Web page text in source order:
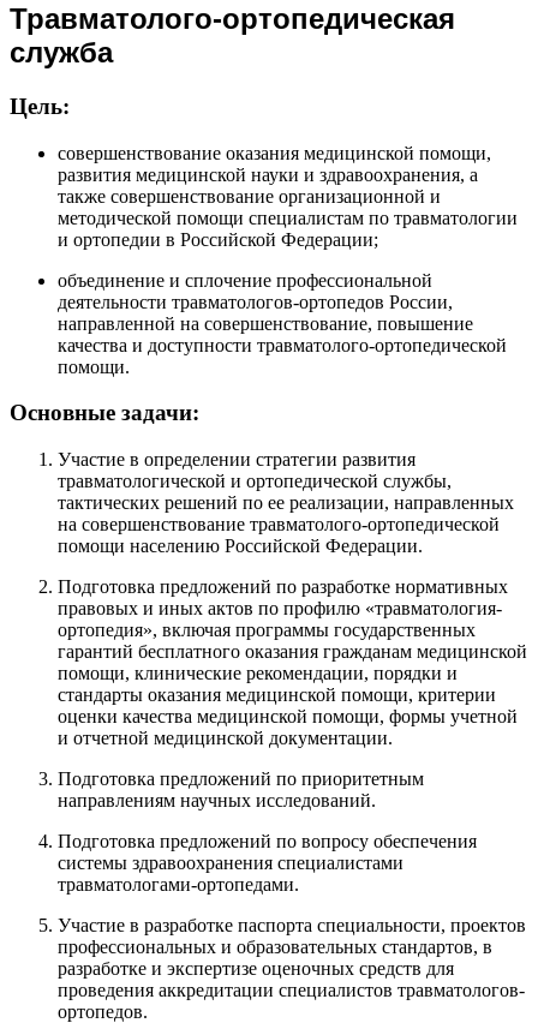
Травматолого-ортопедическая
служба
Цель:
совершенствование оказания медицинской помощи,
развития медицинской науки и здравоохранения, а
также совершенствование организационной и
методической помощи специалистам по травматологии
и ортопедии в Российской Федерации;
объединение и сплочение профессиональной
деятельности травматологов-ортопедов России,
направленной на совершенствование, повышение
качества и доступности травматолого-ортопедической
помощи.
Основные задачи:
Участие в определении стратегии развития
травматологической и ортопедической службы,
тактических решений по ее реализации, направленных
на совершенствование травматолого-ортопедической
помощи населению Российской Федерации.
Подготовка предложений по разработке нормативных
правовых и иных актов по профилю «травматология-
ортопедия», включая программы государственных
гарантий бесплатного оказания гражданам медицинской
помощи, клинические рекомендации, порядки и
стандарты оказания медицинской помощи, критерии
оценки качества медицинской помощи, формы учетной
и отчетной медицинской документации.
Подготовка предложений по приоритетным
направлениям научных исследований.
Подготовка предложений по вопросу обеспечения
системы здравоохранения специалистами
травматологами-ортопедами.
Участие в разработке паспорта специальности, проектов
профессиональных и образовательных стандартов, в
разработке и экспертизе оценочных средств для
проведения аккредитации специалистов травматологов-
ортопедов.